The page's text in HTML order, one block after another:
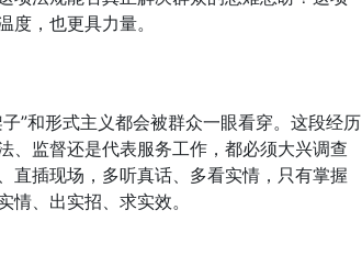
，也更具力量。
”和形式主义都会被群众一眼看穿。这段经历
、监督还是代表服务工作，都必须大兴调查
直插现场，多听真话、多看实情，只有掌握
、出实招、求实效。